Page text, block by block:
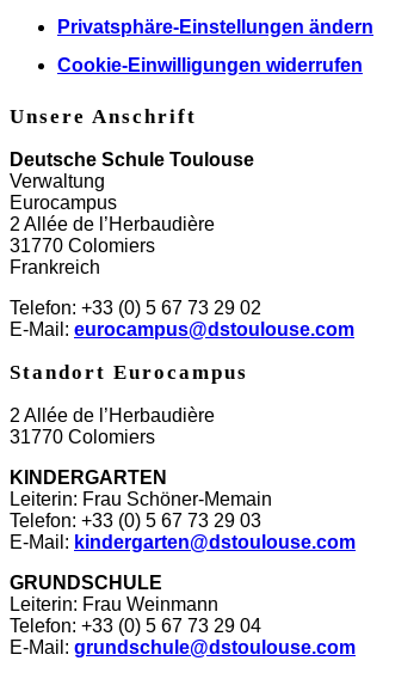
Privatsphäre-Einstellungen ändern
Cookie-Einwilligungen widerrufen
Unsere Anschrift
Deutsche Schule Toulouse
Verwaltung
Eurocampus
2 Allée de l’Herbaudière
31770 Colomiers
Frankreich
Telefon: +33 (0) 5 67 73 29 02
E-Mail: eurocampus@dstoulouse.com
Standort Eurocampus
2 Allée de l’Herbaudière
31770 Colomiers
KINDERGARTEN
Leiterin: Frau Schöner-Memain
Telefon: +33 (0) 5 67 73 29 03
E-Mail: kindergarten@dstoulouse.com
GRUNDSCHULE
Leiterin: Frau Weinmann
Telefon: +33 (0) 5 67 73 29 04
E-Mail: grundschule@dstoulouse.com